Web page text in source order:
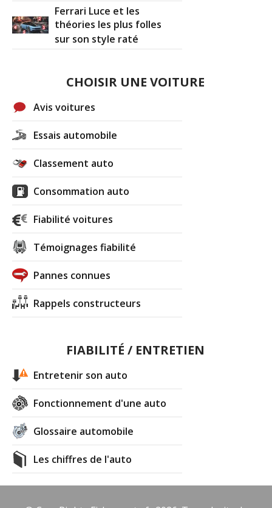
Ferrari Luce et les
théories les plus folles
sur son style raté
CHOISIR UNE VOITURE
Avis voitures
Essais automobile
Classement auto
Consommation auto
Fiabilité voitures
Témoignages fiabilité
Pannes connues
Rappels constructeurs
FIABILITÉ / ENTRETIEN
Entretenir son auto
Fonctionnement d'une auto
Glossaire automobile
Les chiffres de l'auto